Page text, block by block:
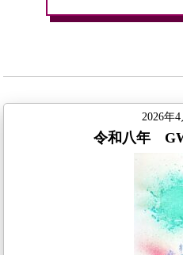
2026年4
令和八年